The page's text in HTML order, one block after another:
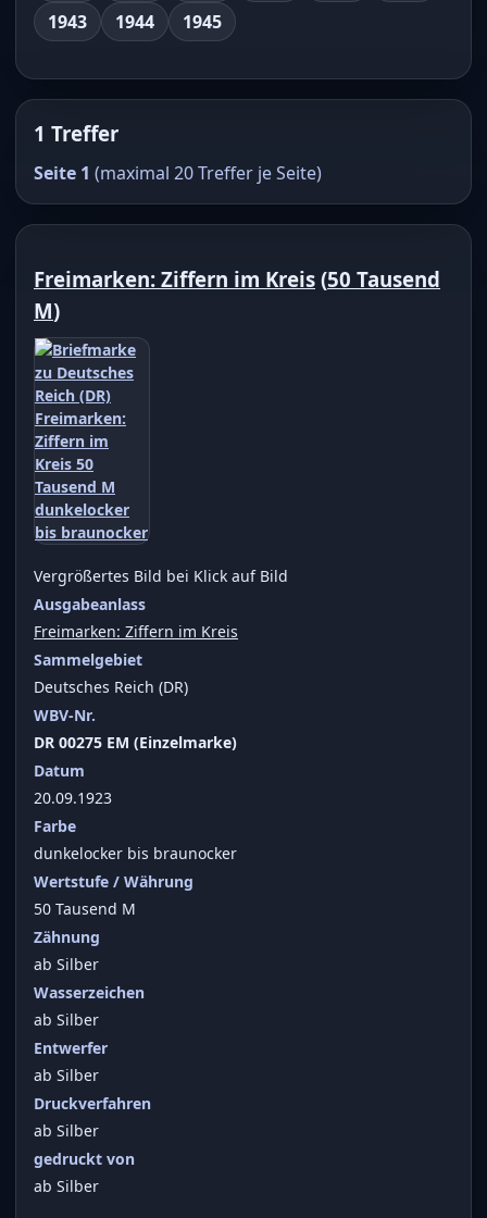
1943
1944 1945
1 Treffer
Seite 1 (maximal 20 Treffer je Seite)
Freimarken: Ziffern im Kreis (50 Tausend
M)
Vergrößertes Bild bei Klick auf Bild
Ausgabeanlass
Freimarken: Ziffern im Kreis
Sammelgebiet
Deutsches Reich (DR)
WBV-Nr.
DR 00275 EM (Einzelmarke)
Datum
20.09.1923
Farbe
dunkelocker bis braunocker
Wertstufe / Währung
50 Tausend M
Zähnung
ab Silber
Wasserzeichen
ab Silber
Entwerfer
ab Silber
Druckverfahren
ab Silber
gedruckt von
ab Silber